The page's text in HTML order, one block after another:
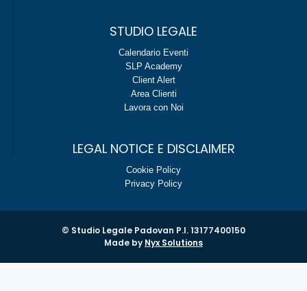
STUDIO LEGALE
Calendario Eventi
SLP Academy
Client Alert
Area Clienti
Lavora con Noi
LEGAL NOTICE E DISCLAIMER
Cookie Policy
Privacy Policy
© Studio Legale Padovan P.I. 13177400150
Made by Nyx Solutions